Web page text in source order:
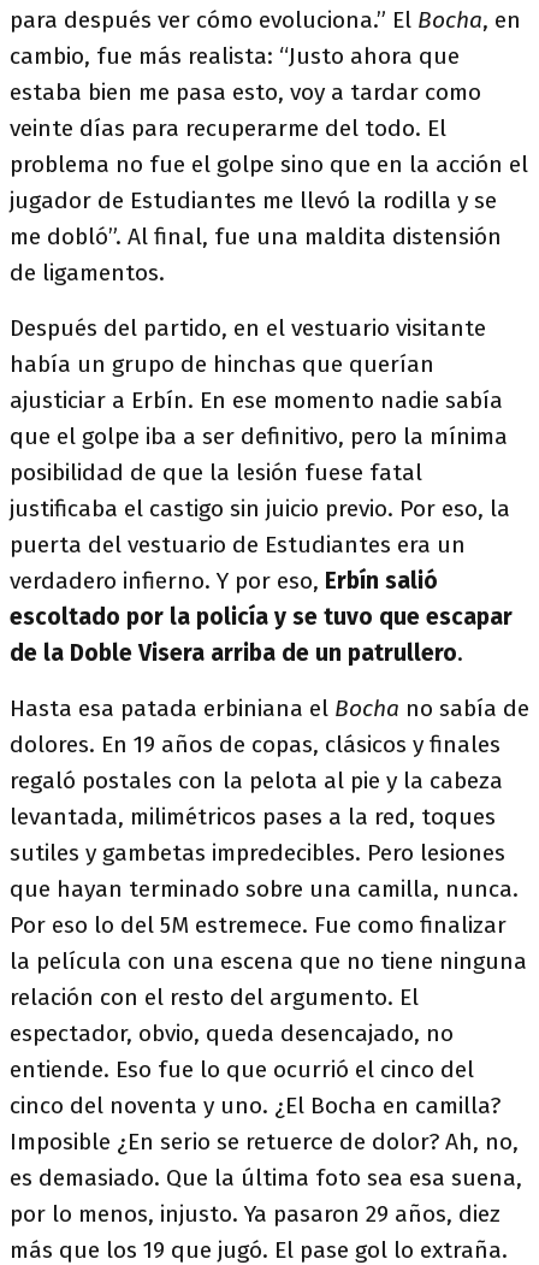
para después ver cómo evoluciona.” El Bocha, en
cambio, fue más realista: “Justo ahora que
estaba bien me pasa esto, voy a tardar como
veinte días para recuperarme del todo. El
problema no fue el golpe sino que en la acción el
jugador de Estudiantes me llevó la rodilla y se
me dobló”. Al final, fue una maldita distensión
de ligamentos.
Después del partido, en el vestuario visitante
había un grupo de hinchas que querían
ajusticiar a Erbín. En ese momento nadie sabía
que el golpe iba a ser definitivo, pero la mínima
posibilidad de que la lesión fuese fatal
justificaba el castigo sin juicio previo. Por eso, la
puerta del vestuario de Estudiantes era un
verdadero infierno. Y por eso, Erbín salió
escoltado por la policía y se tuvo que escapar
de la Doble Visera arriba de un patrullero.
Hasta esa patada erbiniana el Bocha no sabía de
dolores. En 19 años de copas, clásicos y finales
regaló postales con la pelota al pie y la cabeza
levantada, milimétricos pases a la red, toques
sutiles y gambetas impredecibles. Pero lesiones
que hayan terminado sobre una camilla, nunca.
Por eso lo del 5M estremece. Fue como finalizar
la película con una escena que no tiene ninguna
relación con el resto del argumento. El
espectador, obvio, queda desencajado, no
entiende. Eso fue lo que ocurrió el cinco del
cinco del noventa y uno. ¿El Bocha en camilla?
Imposible ¿En serio se retuerce de dolor? Ah, no,
es demasiado. Que la última foto sea esa suena,
por lo menos, injusto. Ya pasaron 29 años, diez
más que los 19 que jugó. El pase gol lo extraña.